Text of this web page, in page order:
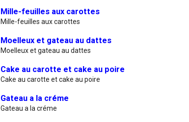
Mille-feuilles aux carottes
Mille-feuilles aux carottes
Moelleux et gateau au dattes
Moelleux et gateau au dattes
Cake au carotte et cake au poire
Cake au carotte et cake au poire
Gateau a la créme
Gateau a la créme